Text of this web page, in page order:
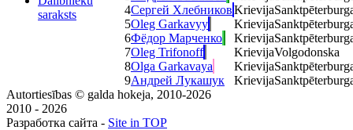
saraksts
4Сергей ХлебниковKrievija
5Oleg Garkavyy Krievija
6Фёдор Марченко Krievija
7Oleg Trifonoff KrievijaVolgodonska
8Olga Garkavaya Krievija
9Андрей Лукашук Krievija
Autortiesības © galda hokeja, 2010-2026
2010 - 2026
Разработка сайта - Site in TOP